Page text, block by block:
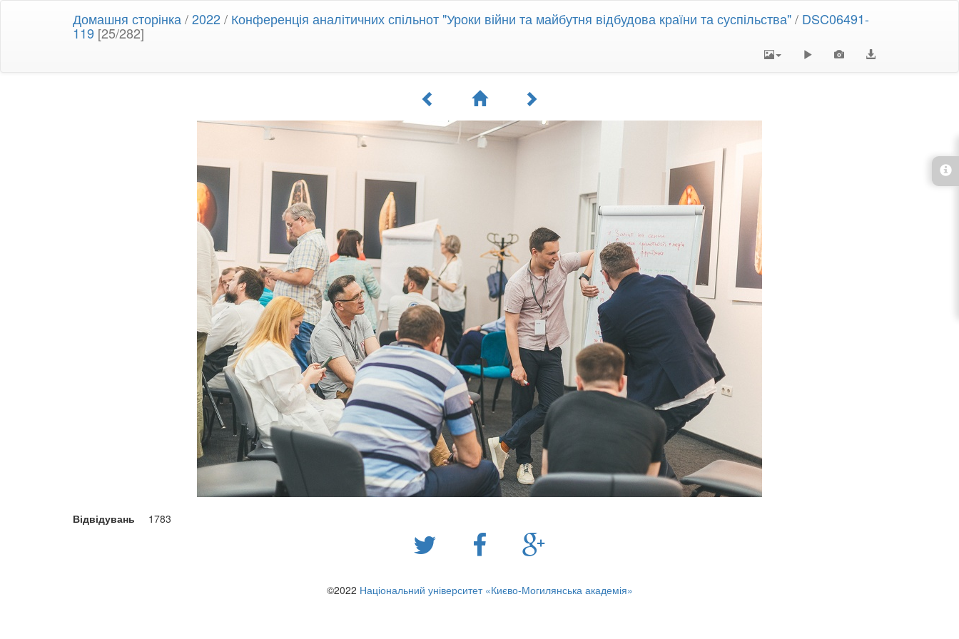
Домашня сторінка /2022/ Конференція аналітичних спільнот "Уроки війни та майбутня відбудова країни та суспільства"/ DSC06491-
119 [25/282]
Відвідувань 1783
©2022 Національний університет «Києво-Могилянська академія»